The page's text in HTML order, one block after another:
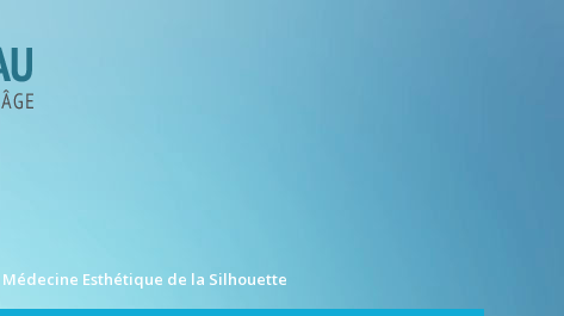
Médecine Esthétique de la Silhouette